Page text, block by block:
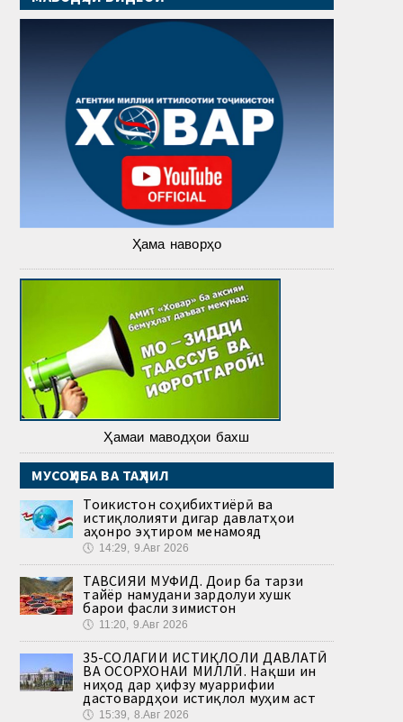
Ҳама наворҳо
Ҳамаи маводҳои бахш
МУСОҲИБА ВА ТАҲЛИЛ
Тоҷикистон соҳибихтиёрӣ ва
истиқлолияти дигар давлатҳои
ҷаҳонро эҳтиром менамояд
🕔 14:29, 9.Авг 2026
ТАВСИЯИ МУФИД. Доир ба тарзи
тайёр намудани зардолуи хушк
барои фасли зимистон
🕔 11:20, 9.Авг 2026
35-СОЛАГИИ ИСТИҚЛОЛИ ДАВЛАТӢ
ВА ОСОРХОНАИ МИЛЛӢ. Нақши ин
ниҳод дар ҳифзу муаррифии
дастовардҳои истиқлол муҳим аст
🕔 15:39, 8.Авг 2026